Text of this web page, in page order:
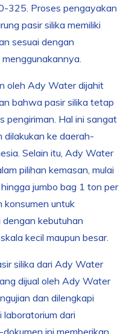
325. Proses pengayakan
pasir silika memiliki
sesuai dengan
oleh Ady Water dijahit
bahwa pasir silika tetap
pengiriman. Hal ini sangat
dilakukan ke daerah-
Selain itu, Ady Water
pilihan kemasan, mulai
jumbo bag 1 ton per
konsumen untuk
kebutuhan
kecil maupun besar.
silika dari Ady Water
dijual oleh Ady Water
dan dilengkapi
laboratorium dari